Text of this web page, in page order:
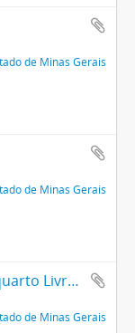
de Minas Gerais
de Minas Gerais
Termo de abertura do quarto Livro Ata da Uremg
de Minas Gerais